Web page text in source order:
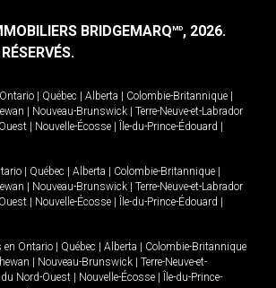
BRIDGEMARQMD, 2026.
Ontario Québec Alberta Colombie-Britannique
Nouveau-Brunswick
Terre-Neuve-et-Labrador
Nouvelle-Écosse Île-du-Prince-Édouard
Québec Alberta Colombie-Britannique
Nouveau-Brunswick
Terre-Neuve-et-Labrador
Nouvelle-Écosse Île-du-Prince-Édouard
en Ontario Québec Alberta
Colombie-Britannique
Nouveau-Brunswick
Terre-Neuve-et-
Nord-Ouest Nouvelle-Écosse
Île-du-Prince-